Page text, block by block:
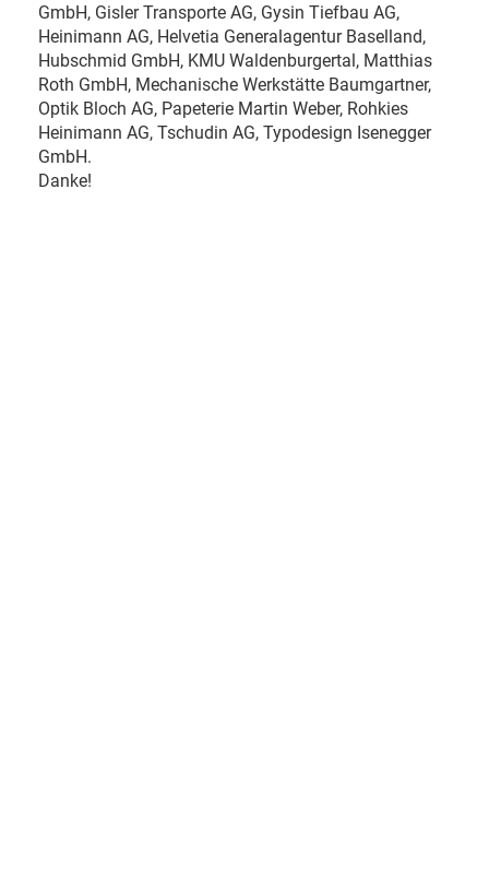
GmbH, Gisler Transporte AG, Gysin Tiefbau AG,
Heinimann AG, Helvetia Generalagentur Baselland,
Hubschmid GmbH, KMU Waldenburgertal, Matthias
Roth GmbH, Mechanische Werkstätte Baumgartner,
Optik Bloch AG, Papeterie Martin Weber, Rohkies
Heinimann AG, Tschudin AG, Typodesign Isenegger
GmbH.
Danke!